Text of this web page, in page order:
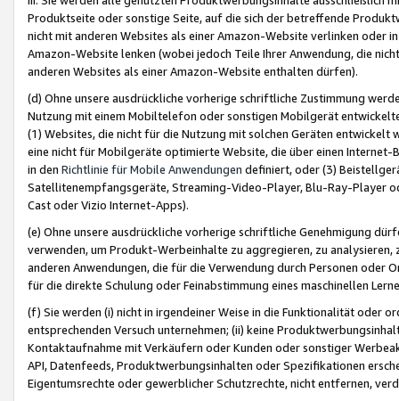
Produktseite oder sonstige Seite, auf die sich der betreffende
nicht mit anderen Websites als einer Amazon-Website verlinken oder
Amazon-Website lenken (wobei jedoch Teile Ihrer Anwendung, die
anderen Websites als einer Amazon-Website enthalten dürfen).
(d) Ohne unsere ausdrückliche vorherige schriftliche Zustimmung
Nutzung mit einem Mobiltelefon oder sonstigen Mobilgerät
(1) Websites, die nicht für die Nutzung mit solchen Geräten
eine nicht für Mobilgeräte optimierte Website, die über einen
in den Richtlinie für Mobile Anwendungen definiert, oder (3)
Satellitenempfangsgeräte, Streaming-Video-Player, Blu-Ray-Player
Cast oder Vizio Internet-Apps).
(e) Ohne unsere ausdrückliche vorherige schriftliche Genehmigung
verwenden, um Produkt-Werbeinhalte zu aggregieren, zu
anderen Anwendungen, die für die Verwendung durch Personen
für die direkte Schulung oder Feinabstimmung eines maschinellen
(f) Sie werden (i) nicht in irgendeiner Weise in die Funktionalität oder
entsprechenden Versuch unternehmen; (ii) keine
Kontaktaufnahme mit Verkäufern oder Kunden oder sonstiger
API, Datenfeeds, Produktwerbungsinhalten oder Spezifikationen
Eigentumsrechte oder gewerblicher Schutzrechte, nicht entfernen,